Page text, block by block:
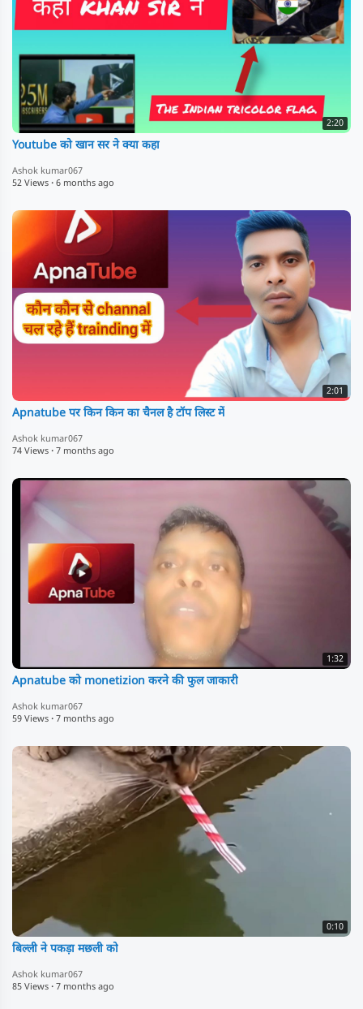
2:20
Youtube को खान सर ने क्या कहा
Ashok kumar067
52 Views · 6 months ago
2:01
Apnatube पर किन किन का चैनल है टॉप लिस्ट में
Ashok kumar067
74 Views · 7 months ago
1:32
Apnatube को monetizion करने की फुल जाकारी
Ashok kumar067
59 Views · 7 months ago
0:10
बिल्ली ने पकड़ा मछली को
Ashok kumar067
85 Views · 7 months ago